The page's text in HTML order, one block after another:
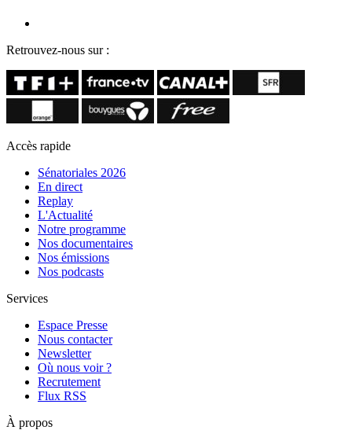
Retrouvez-nous sur :
Accès rapide
Sénatoriales 2026
En direct
Replay
L'Actualité
Notre programme
Nos documentaires
Nos émissions
Nos podcasts
Services
Espace Presse
Nous contacter
Newsletter
Où nous voir ?
Recrutement
Flux RSS
À propos